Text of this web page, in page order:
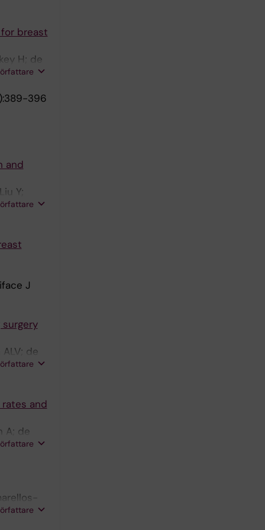
breast
H; de
396
and
Y;
J
de
and
A; de